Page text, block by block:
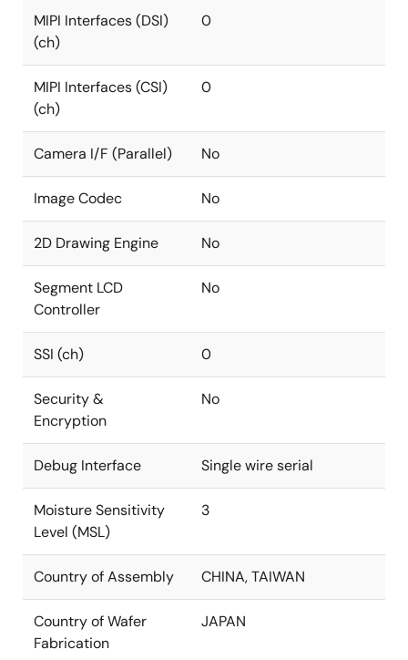
MIPI Interfaces (DSI)
(ch)
0
MIPI Interfaces (CSI)
(ch)
0
Camera I/F (Parallel) No
Image Codec No
2D Drawing Engine No
Segment LCD
Controller
No
SSI (ch) 0
Security &
Encryption
No
Debug Interface Single wire serial
Moisture Sensitivity
Level (MSL)
3
Country of Assembly CHINA, TAIWAN
Country of Wafer
Fabrication
JAPAN